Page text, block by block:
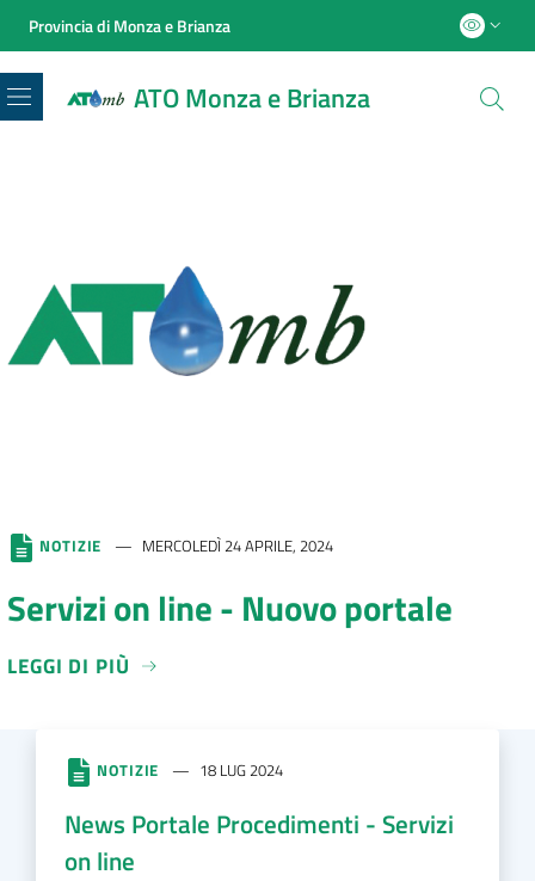
Provincia di Monza e Brianza
ATO Monza e Brianza
Menu
NOTIZIE MERCOLEDÌ 24 APRILE, 2024
Servizi on line - Nuovo portale
LEGGI DI PIÙ
NOTIZIE 18 LUG 2024
News Portale Procedimenti - Servizi
on line